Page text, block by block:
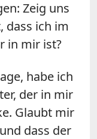
Zeig uns
dass ich im
in mir ist?
habe ich
der in mir
Glaubt mir
dass der